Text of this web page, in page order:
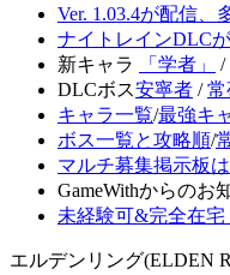
Ver. 1.03.4が配信
ナイトレインDLCが
新キャラ
「学者」 /
DLCボス安寧者 /常
キャラ一覧/最強キ
ボス一覧と攻略順/
マルチ募集掲示板は
GameWithからのお
未経験可&完全在宅
エルデンリング(ELDEN